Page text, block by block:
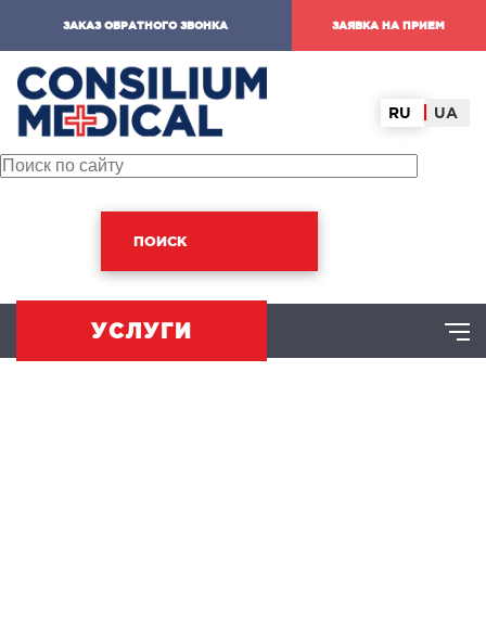
ЗАКАЗ ОБРАТНОГО ЗВОНКА ЗАЯВКА НА ПРИЕМ
RU UA
ПОИСК
УСЛУГИ